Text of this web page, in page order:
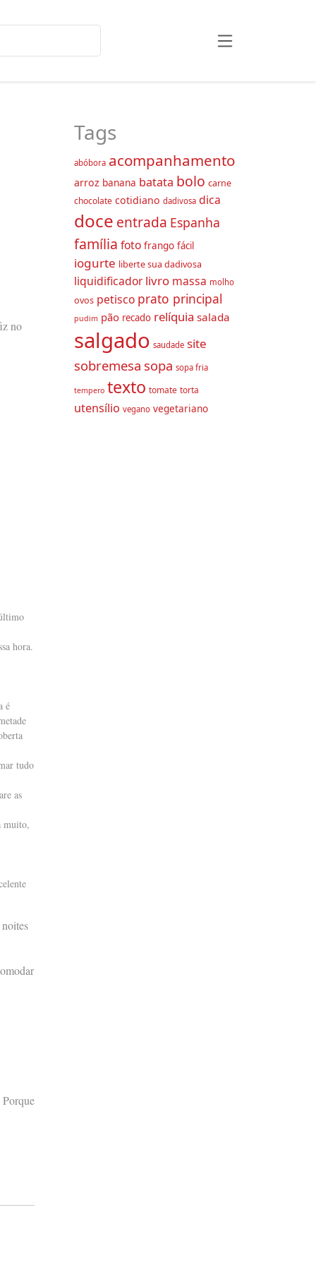
no
hora.
é
tudo
as
muito,
Tags
abóbora acompanhamento
arroz banana batata bolo carne
chocolate cotidiano dadivosa dica
doce entrada Espanha
família foto frango fácil
iogurte liberte sua dadivosa
liquidificador livro massa molho
ovos petisco prato principal
pudim pão recado relíquia salada
salgado saudade site
sobremesa sopa sopa fria
tempero texto tomate torta
utensílio vegano vegetariano